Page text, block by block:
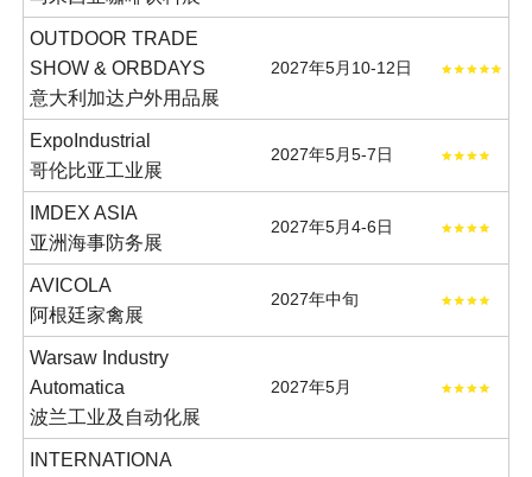
OUTDOOR TRADE
SHOW & ORBDAYS
意大利加达户外用品展
2027年5月10-12日
ExpoIndustrial
哥伦比亚工业展
2027年5月5-7日
IMDEX ASIA
亚洲海事防务展
2027年5月4-6日
AVICOLA
阿根廷家禽展
2027年中旬
Warsaw Industry
Automatica
波兰工业及自动化展
2027年5月
INTERNATIONA